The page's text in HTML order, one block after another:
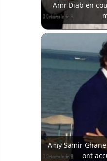
Amr Diab en
Amy Samir
ont